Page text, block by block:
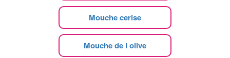
Mouche cerise
Mouche de l olive